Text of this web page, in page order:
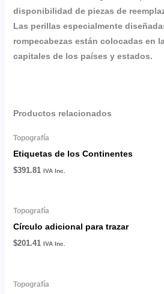
disponibilidad de piezas de
Las perillas especialmente
rompecabezas están colocadas en
capitales de los países y estados.
Productos relacionados
Topografía
Etiquetas de los Continentes
$391.81 IVA Inc.
Topografía
Círculo adicional para trazar
$201.41 IVA Inc.
Topografía